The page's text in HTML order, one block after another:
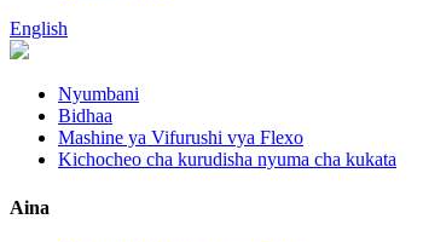
English
Nyumbani
Bidhaa
Mashine ya Vifurushi vya Flexo
Kichocheo cha kurudisha nyuma cha kukata
Aina